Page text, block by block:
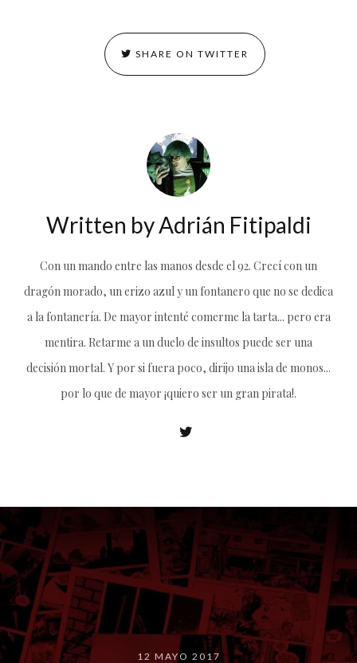
SHARE ON TWITTER
Written byAdrián Fitipaldi
Con un mando entre las manos desde el 92. Crecí con un
dragón morado, un erizo azul y un fontanero que no se dedica
a la fontanería. De mayor intenté comerme la tarta... pero era
mentira. Retarme a un duelo de insultos puede ser una
decisión mortal. Y por si fuera poco, dirijo una isla de monos...
por lo que de mayor ¡quiero ser un gran pirata!.
12 MAYO 2017